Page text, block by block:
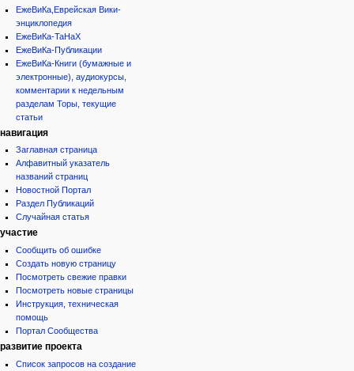
ЕжеВиКа,Еврейская Вики-
энциклопедия
ЕжеВиКа-ТаНаХ
ЕжеВиКа-Публикации
ЕжеВиКа-Книги (бумажные и
электронные), аудиокурсы,
комментарии к недельным
разделам Торы, текущие
статьи
навигация
Заглавная страница
Алфавитный указатель
названий страниц
Новостной Портал
Раздел Публикаций
Случайная статья
участие
Сообщить об ошибке
Создать новую страницу
Посмотреть свежие правки
Посмотреть новые страницы
Инструкция, техническая
помощь
Портал Сообщества
развитие проекта
Список запросов на создание